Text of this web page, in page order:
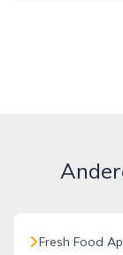
Fresh Food